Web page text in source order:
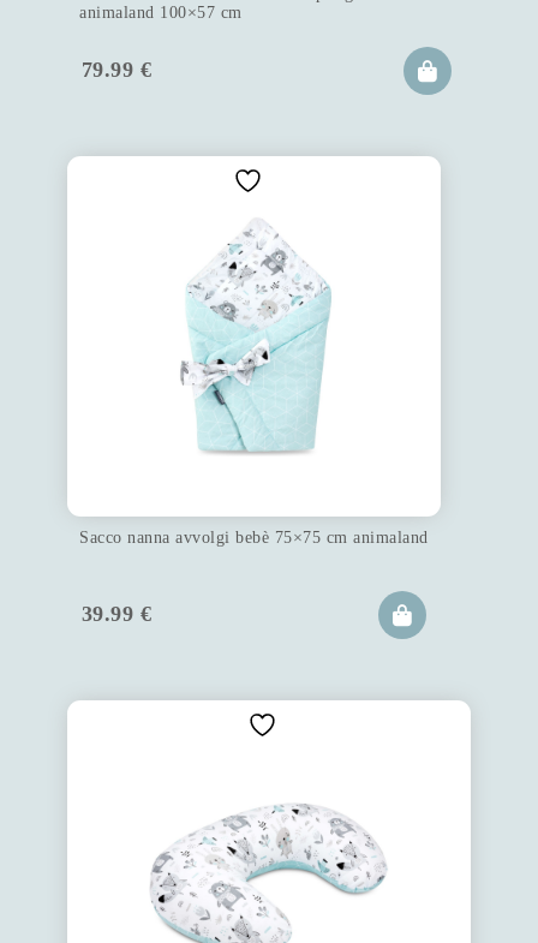
animaland 100×57 cm
79.99 €
Sacco nanna avvolgi bebè 75×75 cm animaland
39.99 €